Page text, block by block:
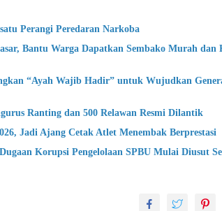
Perangi Peredaran Narkoba
Bantu Warga Dapatkan Sembako Murah dan
“Ayah Wajib Hadir” untuk Wujudkan
Ranting dan 500 Relawan Resmi Dilantik
Jadi Ajang Cetak Atlet Menembak Berprestasi
Korupsi Pengelolaan SPBU Mulai Diusut